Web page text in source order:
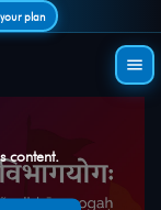
plan
content.